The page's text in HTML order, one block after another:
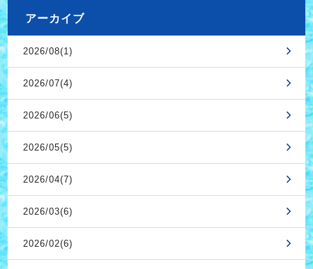
アーカイブ
2026/08(1)
2026/07(4)
2026/06(5)
2026/05(5)
2026/04(7)
2026/03(6)
2026/02(6)